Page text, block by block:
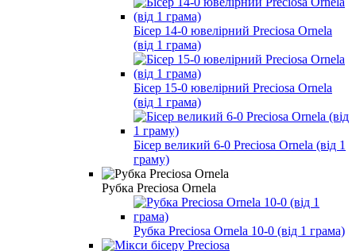
Бісер 14-0 ювелірний Preciosa Ornela
(від 1 грама)
Бісер 15-0 ювелірний Preciosa Ornela
(від 1 грама)
Бісер великий 6-0 Preciosa Ornela (від 1
граму)
Рубка Preciosa Ornela
Рубка Preciosa Ornela 10-0 (від 1 грама)